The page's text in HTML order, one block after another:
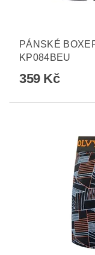
PÁNSKÉ
KP084BEU
359 Kč